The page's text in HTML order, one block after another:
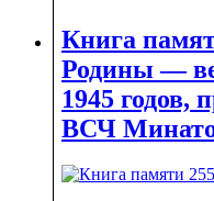
Книга
Родины —
1945 годов,
ВСЧ